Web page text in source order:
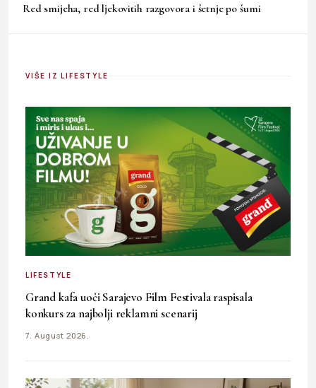
Red smijeha, red ljekovitih razgovora i šetnje po šumi
VIŠE IZ LIFESTYLE
LIFESTYLE
Grand kafa uoči Sarajevo Film Festivala raspisala
konkurs za najbolji reklamni scenarij
7. August 2026.